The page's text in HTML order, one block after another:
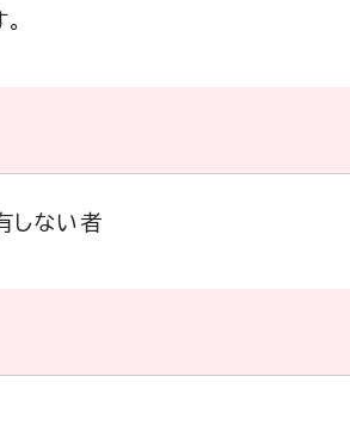
しない者